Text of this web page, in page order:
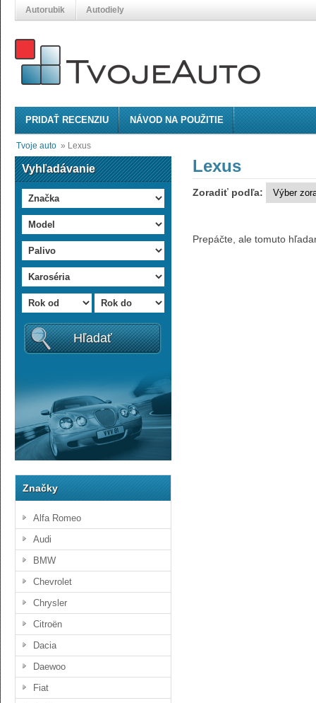
Autorubik Autodiely
PRIDAŤ RECENZIU NÁVOD NA POUŽITIE
Tvoje auto » Lexus
Vyhľadávanie
Hľadať
Značky
Alfa Romeo
Audi
BMW
Chevrolet
Chrysler
Citroën
Dacia
Daewoo
Fiat
Lexus
Zoradiť podľa:
Prepáčte, ale tomuto